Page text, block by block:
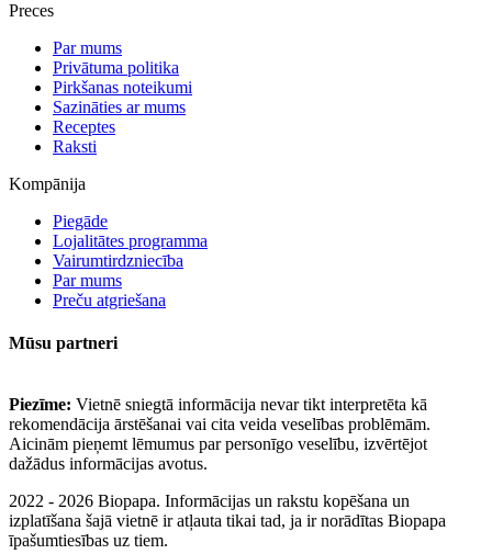
Preces
Par mums
Privātuma politika
Pirkšanas noteikumi
Sazināties ar mums
Receptes
Raksti
Kompānija
Piegāde
Lojalitātes programma
Vairumtirdzniecība
Par mums
Preču atgriešana
Mūsu partneri
Piezīme: Vietnē sniegtā informācija nevar tikt interpretēta kā
rekomendācija ārstēšanai vai cita veida veselības problēmām.
Aicinām pieņemt lēmumus par personīgo veselību, izvērtējot
dažādus informācijas avotus.
2022 - 2026 Biopapa. Informācijas un rakstu kopēšana un
izplatīšana šajā vietnē ir atļauta tikai tad, ja ir norādītas Biopapa
īpašumtiesības uz tiem.